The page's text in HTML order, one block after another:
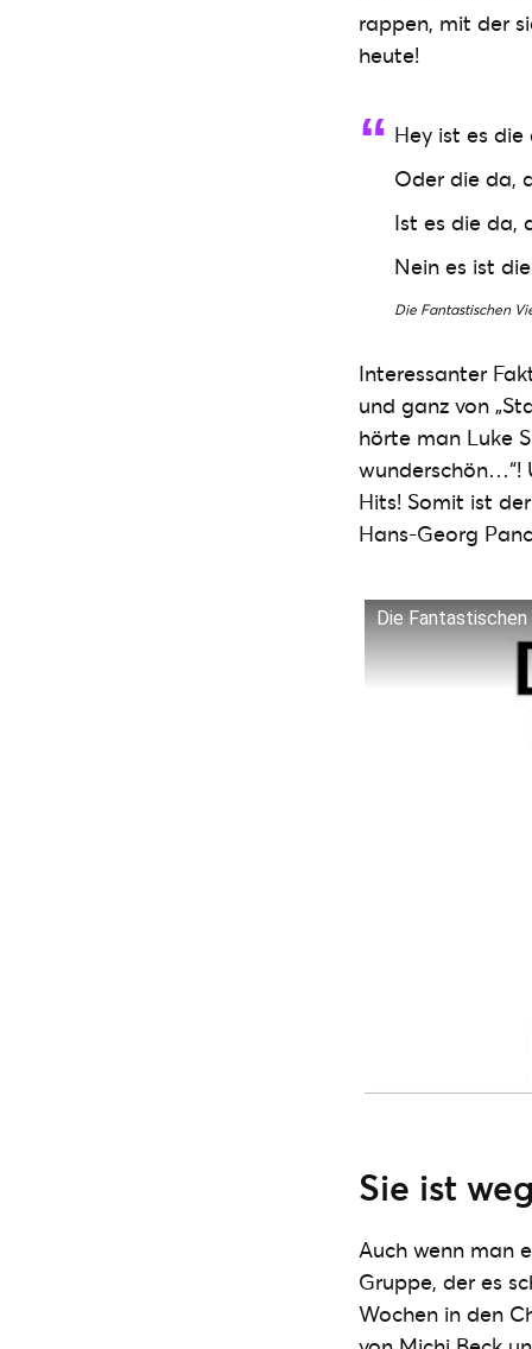
rappen, mit der
heute!
Hey ist es
Oder die da,
Ist es die da,
Nein es ist
Die Fantastischen
Interessanter
und ganz von
hörte man Luke
wunderschön…“!
Hits! Somit ist
Hans-Georg
Die
Sie ist
Auch wenn man
Gruppe, der es
Wochen in den